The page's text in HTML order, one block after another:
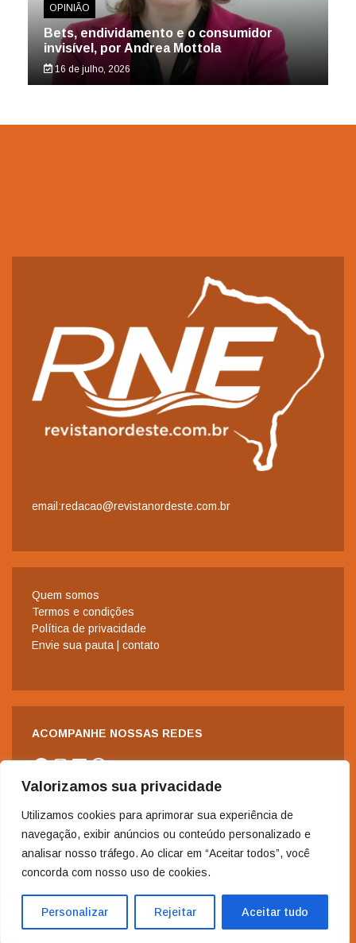
Valorizamos sua privacidade
Utilizamos cookies para aprimorar sua experiência de
navegação, exibir anúncios ou conteúdo personalizado e
analisar nosso tráfego. Ao clicar em “Aceitar todos”, você
concorda com nosso uso de cookies.
Personalizar Rejeitar Aceitar tudo
OPINIÃO
Bets, endividamento e o consumidor
invisível, por Andrea Mottola
16 de julho, 2026
email:redacao@revistanordeste.com.br
Quem somos
Termos e condições
Política de privacidade
Envie sua pauta | contato
ACOMPANHE NOSSAS REDES
Facebook
Instagram
LinkedIn
WhatsApp